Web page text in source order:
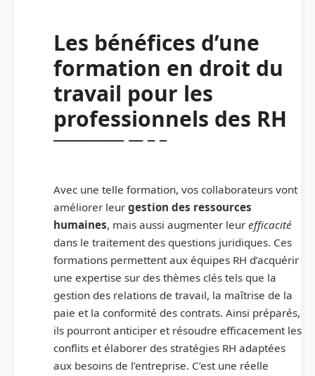
Les bénéfices d’une
formation en droit du
travail pour les
professionnels des RH
Avec une telle formation, vos collaborateurs vont
améliorer leur gestion des ressources
humaines, mais aussi augmenter leur efficacité
dans le traitement des questions juridiques. Ces
formations permettent aux équipes RH d’acquérir
une expertise sur des thèmes clés tels que la
gestion des relations de travail, la maîtrise de la
paie et la conformité des contrats. Ainsi préparés,
ils pourront anticiper et résoudre efficacement les
conflits et élaborer des stratégies RH adaptées
aux besoins de l’entreprise. C’est une réelle